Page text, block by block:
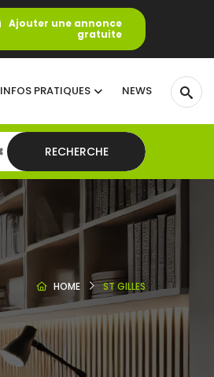
Ajouter une annonce
gratuite
INFOS PRATIQUES NEWS
RECHERCHE
HOME ST GILLES